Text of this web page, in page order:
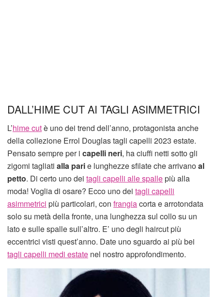
DALL’HIME CUT AI TAGLI ASIMMETRICI
L’hime cutè uno dei trend dell’anno, protagonista anche
della collezione Errol Douglas tagli capelli 2023 estate.
Pensato sempre per i capelli neri, ha ciuffi netti sotto gli
zigomi tagliati alla parie lunghezze sfilate che arrivanoal
petto. Di certo uno dei tagli capelli alle spallepiù alla
moda! Voglia di osare? Ecco uno dei tagli capelli
asimmetrici più particolari, con frangiacorta e arrotondata
solo su metà della fronte, una lunghezza sul collo su un
lato e sulle spalle sull’altro. E’ uno degli haircut più
eccentrici visti quest’anno. Date uno sguardo ai più bei
tagli capelli medi estate nel nostro approfondimento.